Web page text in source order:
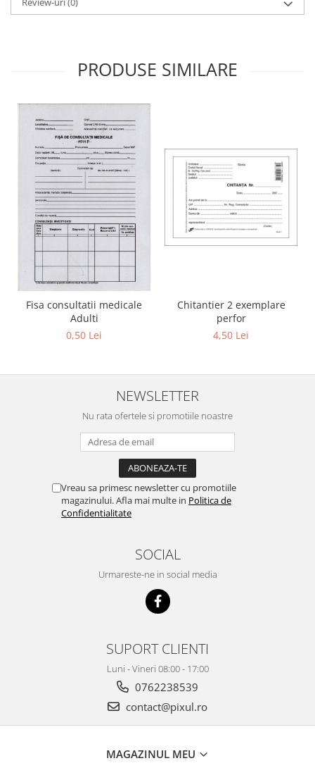
PRODUSE SIMILARE
Fisa consultatii medicale
Adulti
0,50 Lei
Chitantier 2 exemplare
perfor
4,50 Lei
NEWSLETTER
Nu rata ofertele si promotiile noastre
Vreau sa primesc newsletter cu promotiile
magazinului. Afla mai multe in Politica de
Confidentialitate
SOCIAL
Urmareste-ne in social media
SUPORT CLIENTI
Luni - Vineri 08:00 - 17:00
0762238539
contact@pixul.ro
MAGAZINUL MEU